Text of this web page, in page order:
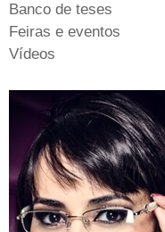
Banco de teses
Feiras e eventos
Vídeos